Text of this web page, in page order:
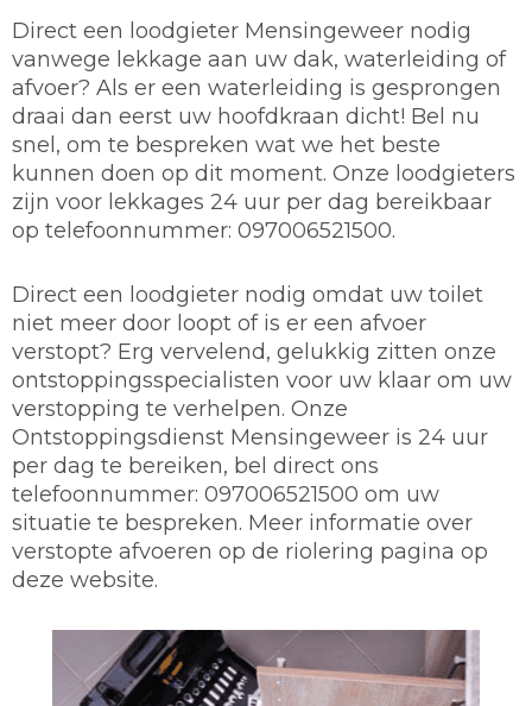
Direct een loodgieter Mensingeweer nodig
vanwege lekkage aan uw dak, waterleiding of
afvoer? Als er een waterleiding is gesprongen
draai dan eerst uw hoofdkraan dicht! Bel nu
snel, om te bespreken wat we het beste
kunnen doen op dit moment. Onze loodgieters
zijn voor lekkages 24 uur per dag bereikbaar
op telefoonnummer: 097006521500.
Direct een loodgieter nodig omdat uw toilet
niet meer door loopt of is er een afvoer
verstopt? Erg vervelend, gelukkig zitten onze
ontstoppingsspecialisten voor uw klaar om uw
verstopping te verhelpen. Onze
Ontstoppingsdienst Mensingeweer is 24 uur
per dag te bereiken, bel direct ons
telefoonnummer: 097006521500 om uw
situatie te bespreken. Meer informatie over
verstopte afvoeren op de riolering pagina op
deze website.